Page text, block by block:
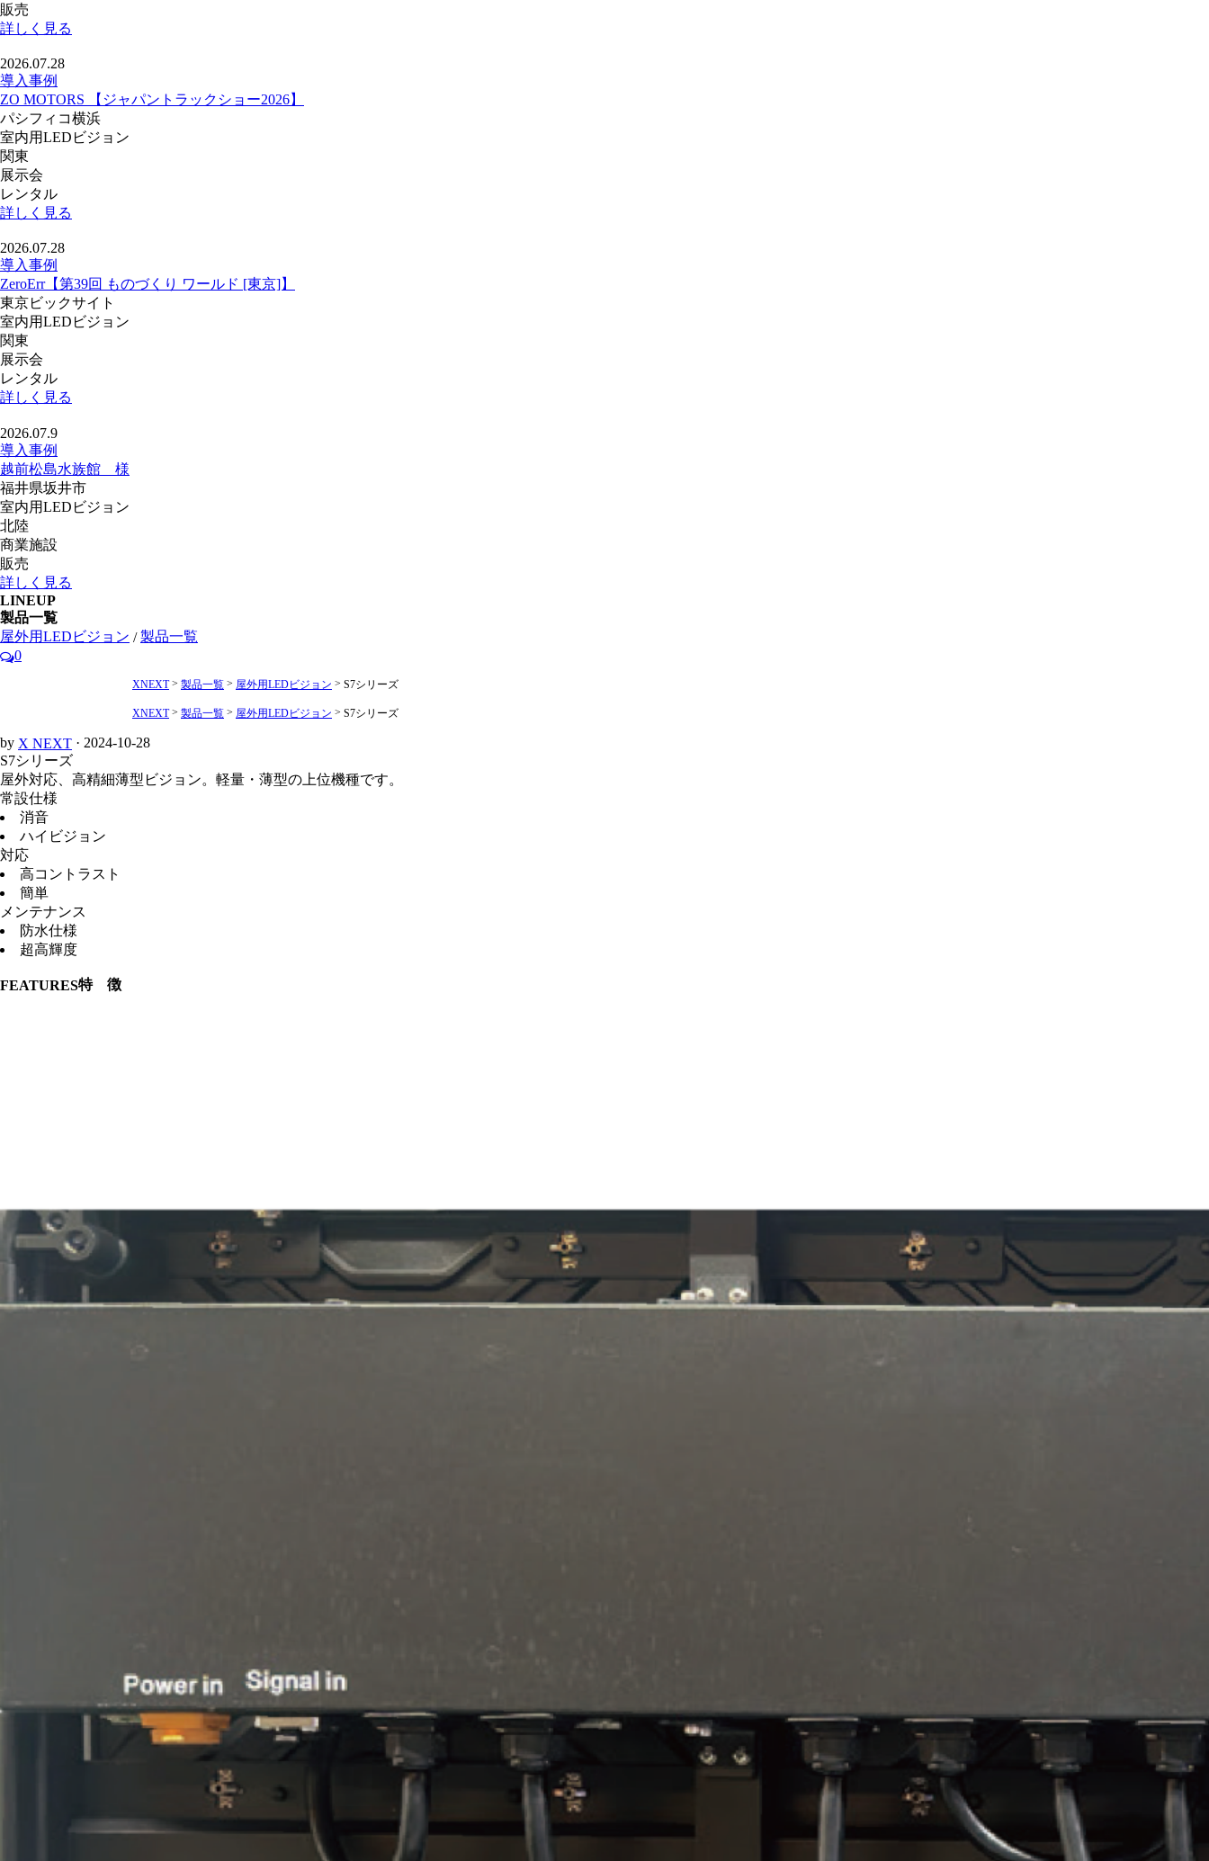
販売
詳しく見る
2026.07.28
導入事例
ZO MOTORS 【ジャパントラックショー2026】
パシフィコ横浜
室内用LEDビジョン
関東
展示会
レンタル
詳しく見る
2026.07.28
導入事例
ZeroErr【第39回 ものづくり ワールド [東京]】
東京ビックサイト
室内用LEDビジョン
関東
展示会
レンタル
詳しく見る
2026.07.9
導入事例
越前松島水族館 様
福井県坂井市
室内用LEDビジョン
北陸
商業施設
販売
詳しく見る
LINEUP
製品一覧
屋外用LEDビジョン / 製品一覧
0
XNEXT> 製品一覧 > 屋外用LEDビジョン > S7シリーズ
XNEXT> 製品一覧 > 屋外用LEDビジョン > S7シリーズ
by X NEXT · 2024-10-28
S7シリーズ
屋外対応、高精細薄型ビジョン。軽量・薄型の上位機種です。
常設仕様
消音
ハイビジョン
対応
高コントラスト
簡単
メンテナンス
防水仕様
超高輝度
FEATURES特 徴